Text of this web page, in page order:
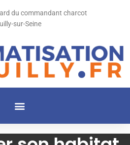
du commandant charcot
sur-Seine